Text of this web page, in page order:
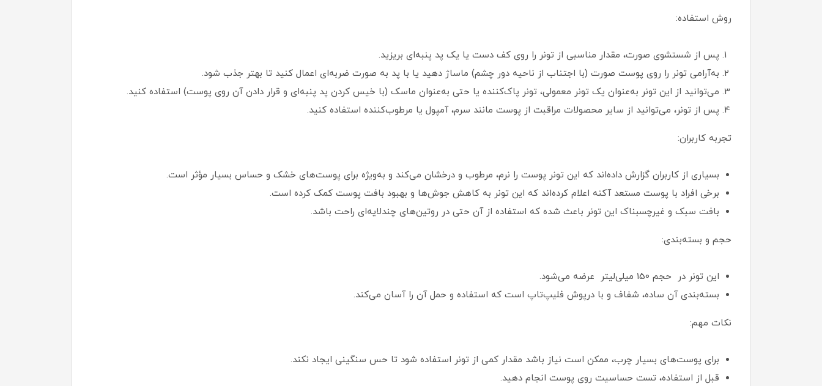
روش استفاده:
پس از شستشوی صورت، مقدار مناسبی از تونر را روی کف دست یا یک پد پنبه‌ای بریزید.
به‌آرامی تونر را روی پوست صورت (با اجتناب از ناحیه دور چشم) ماساژ دهید یا با پد به صورت ضربه‌ای اعمال کنید تا بهتر جذب شود.
می‌توانید از این تونر به‌عنوان یک تونر معمولی، تونر پاک‌کننده یا حتی به‌عنوان ماسک (با خیس کردن پد پنبه‌ای و قرار دادن آن روی پوست) استفاده کنید.
پس از تونر، می‌توانید از سایر محصولات مراقبت از پوست مانند سرم، آمپول یا مرطوب‌کننده استفاده کنید.
تجربه کاربران:
بسیاری از کاربران گزارش داده‌اند که این تونر پوست را نرم، مرطوب و درخشان می‌کند و به‌ویژه برای پوست‌های خشک و حساس بسیار مؤثر است.
برخی افراد با پوست مستعد آکنه اعلام کرده‌اند که این تونر به کاهش جوش‌ها و بهبود بافت پوست کمک کرده است.
بافت سبک و غیرچسبناک این تونر باعث شده که استفاده از آن حتی در روتین‌های چندلایه‌ای راحت باشد.
حجم و بسته‌بندی:
این تونر در حجم 150 میلی‌لیتر عرضه می‌شود.
بسته‌بندی آن ساده، شفاف و با درپوش فلیپ‌تاپ است که استفاده و حمل آن را آسان می‌کند.
نکات مهم:
برای پوست‌های بسیار چرب، ممکن است نیاز باشد مقدار کمی از تونر استفاده شود تا حس سنگینی ایجاد نکند.
قبل از استفاده، تست حساسیت روی پوست انجام دهید.